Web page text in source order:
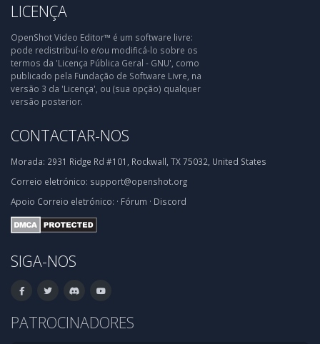
LICENÇA
OpenShot Video Editor™ é um software livre:
pode redistribuí-lo e/ou modificá-lo sobre os
termos da 'Licença Pública Geral - GNU', como
publicado pela Fundação de Software Livre, na
versão 3 da 'Licença', ou (sua opção) qualquer
versão posterior.
CONTACTAR-NOS
Morada: 2931 Ridge Rd #101, Rockwall, TX 75032, United States
Correio eletrónico: support@openshot.org
Apoio Correio eletrónico: · Fórum · Discord
SIGA-NOS
PATROCINADORES